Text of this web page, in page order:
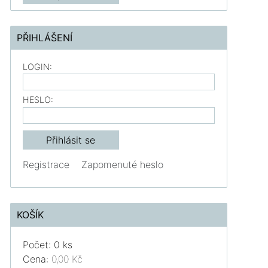
PŘIHLÁŠENÍ
LOGIN:
HESLO:
Registrace Zapomenuté heslo
KOŠÍK
Počet: 0 ks
Cena: 0,00 Kč